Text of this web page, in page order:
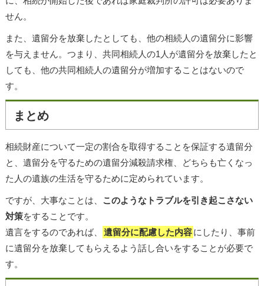
せん。
また、遺留分を放棄したとしても、他の相続人の遺留分に影響
を与えません。つまり、共同相続人の1人が遺留分を放棄したと
しても、他の共同相続人の遺留分が増加することはないので
す。
まとめ
相続財産について一定の割合を取得することを保証する遺留分
と、遺留分を守るための遺留分減殺請求権、どちらも亡くなっ
た人の遺族の生活を守るために定められています。
ですが、大事なことは、 このようなトラブルを引き起こさない
対策をすることです。
遺言をするのであれば、
遺留分に配慮した内容にしたり、事前
に遺留分を放棄してもらえるよう話し合いをすることが必要で
す。